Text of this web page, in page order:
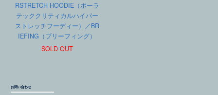
RSTRETCH HOODIE（ポーラ
テッククリティカルハイパー
ストレッチフーディー）／BR
IEFING（ブリーフィング）
SOLD OUT
お問い合わせ